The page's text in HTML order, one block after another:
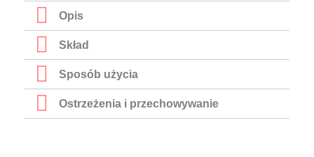
Opis
Skład
Sposób użycia
Ostrzeżenia i przechowywanie